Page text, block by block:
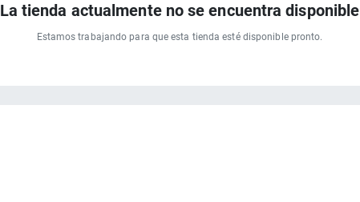
La tienda actualmente no se encuentra disponible
Estamos trabajando para que esta tienda esté disponible pronto.